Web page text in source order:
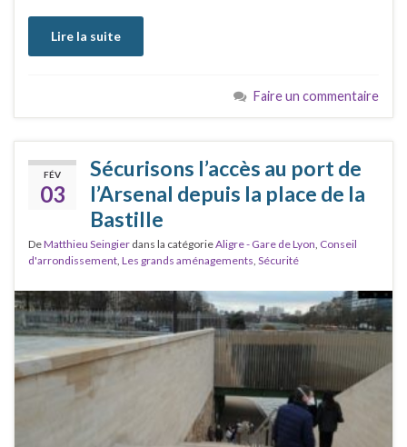
Lire la suite
Faire un commentaire
FÉV
03
Sécurisons l’accès au port de
l’Arsenal depuis la place de la
Bastille
DeMatthieu Seingier dans la catégorieAligre - Gare de Lyon Conseil
d'arrondissement Les grands aménagements Sécurité